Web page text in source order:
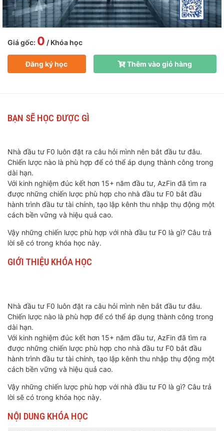
Giá gốc: 0 / Khóa học
Đăng ký học Thêm vào giỏ hàng
BẠN SẼ HỌC ĐƯỢC GÌ
Nhà đầu tư F0 luôn đặt ra câu hỏi mình nên bắt đầu tư đâu.
Chiến lược nào là phù hợp để có thể áp dụng thành công trong
dài hạn.
Với kinh nghiệm đúc kết hơn 15+ năm đầu tư, AzFin đã tìm ra
được những chiến lược phù hợp cho nhà đầu tư F0 bắt đầu
hành trình đầu tư tài chính, tạo lập kênh thu nhập thụ động một
cách bền vững và hiệu quả cao.
Vậy những chiến lược phù hợp với nhà đầu tư F0 là gì? Câu trả
lời sẽ có trong khóa học này.
GIỚI THIỆU KHÓA HỌC
Nhà đầu tư F0 luôn đặt ra câu hỏi mình nên bắt đầu tư đâu.
Chiến lược nào là phù hợp để có thể áp dụng thành công trong
dài hạn.
Với kinh nghiệm đúc kết hơn 15+ năm đầu tư, AzFin đã tìm ra
được những chiến lược phù hợp cho nhà đầu tư F0 bắt đầu
hành trình đầu tư tài chính, tạo lập kênh thu nhập thụ động một
cách bền vững và hiệu quả cao.
Vậy những chiến lược phù hợp với nhà đầu tư F0 là gì? Câu trả
lời sẽ có trong khóa học này.
NỘI DUNG KHÓA HỌC